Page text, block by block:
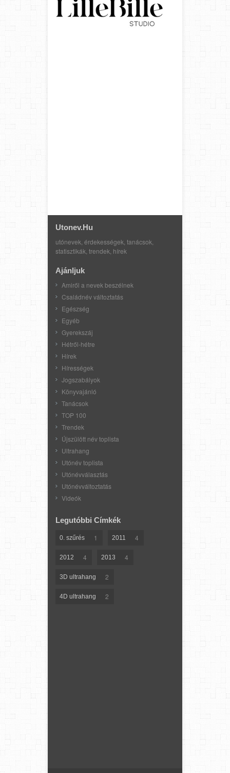
Utonev.hu
utónevek, érdekességek, tanácsok,
statisztikák, trendek, hírek
Ajánljuk
Amiről a nevek beszélnek
Családnév változtatás
Egészség
Egyéb
Gyerekszáj
Hétről-hétre
Hírek
Hírességek
Jogszabályok
Könyvajánló
Tanácsok
TOP 100
Trendek
Újszülött név toplista
Ultrahang
Utónév toplista
Utónévválasztás
Utónévváltoztatás
Videók
Legutóbbi Címkék
0. szűrés 1 2011 4
2012 4 2013 4
3D ultrahang 2
4D ultrahang 2